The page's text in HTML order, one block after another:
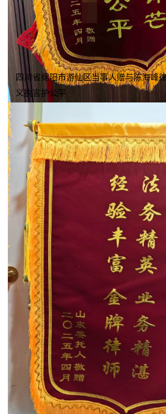
四川省绵阳市游仙区当事人赠与陈海峰
义执言护公平